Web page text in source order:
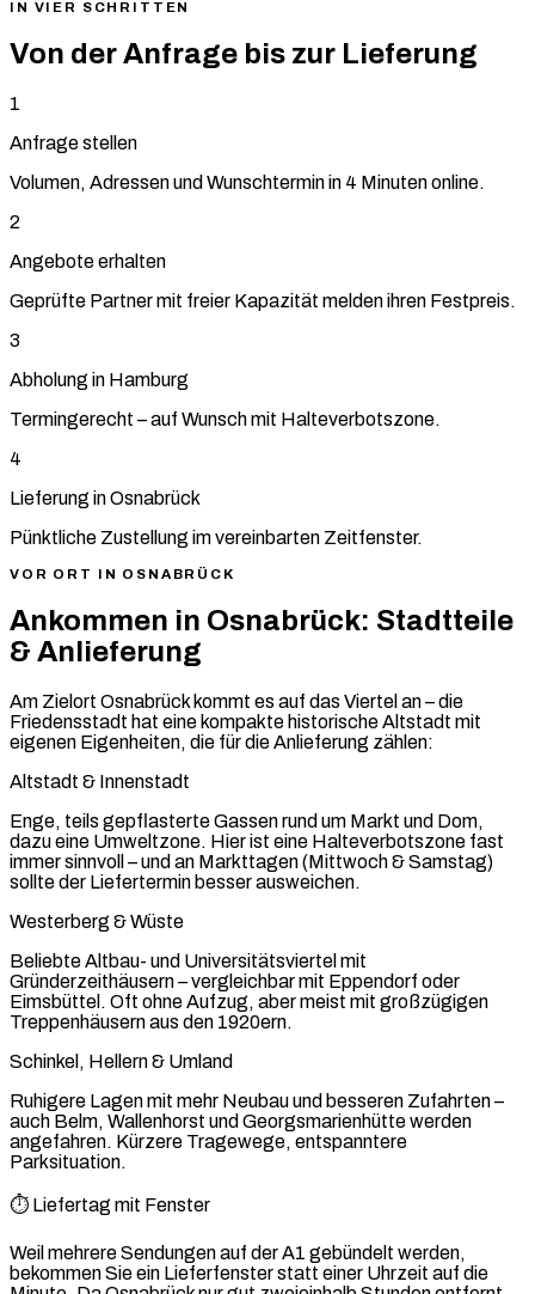
IN VIER SCHRITTEN
Von der Anfrage bis zur Lieferung
1
Anfrage stellen
Volumen, Adressen und Wunschtermin in 4 Minuten online.
2
Angebote erhalten
Geprüfte Partner mit freier Kapazität melden ihren Festpreis.
3
Abholung in Hamburg
Termingerecht – auf Wunsch mit Halteverbotszone.
4
Lieferung in Osnabrück
Pünktliche Zustellung im vereinbarten Zeitfenster.
VOR ORT IN OSNABRÜCK
Ankommen in Osnabrück: Stadtteile
& Anlieferung
Am Zielort Osnabrück kommt es auf das Viertel an – die
Friedensstadt hat eine kompakte historische Altstadt mit
eigenen Eigenheiten, die für die Anlieferung zählen:
Altstadt & Innenstadt
Enge, teils gepflasterte Gassen rund um Markt und Dom,
dazu eine Umweltzone. Hier ist eine Halteverbotszone fast
immer sinnvoll – und an Markttagen (Mittwoch & Samstag)
sollte der Liefertermin besser ausweichen.
Westerberg & Wüste
Beliebte Altbau- und Universitätsviertel mit
Gründerzeithäusern – vergleichbar mit Eppendorf oder
Eimsbüttel. Oft ohne Aufzug, aber meist mit großzügigen
Treppenhäusern aus den 1920ern.
Schinkel, Hellern & Umland
Ruhigere Lagen mit mehr Neubau und besseren Zufahrten –
auch Belm, Wallenhorst und Georgsmarienhütte werden
angefahren. Kürzere Tragewege, entspanntere
Parksituation.
⏱️ Liefertag mit Fenster
Weil mehrere Sendungen auf der A1 gebündelt werden,
bekommen Sie ein Lieferfenster statt einer Uhrzeit auf die